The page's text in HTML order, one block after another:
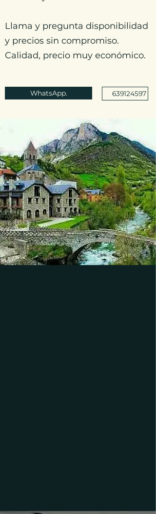
Llama y pregunta disponibilidad
y precios sin compromiso.
Calidad, precio muy económico.
WhatsApp. 639124597